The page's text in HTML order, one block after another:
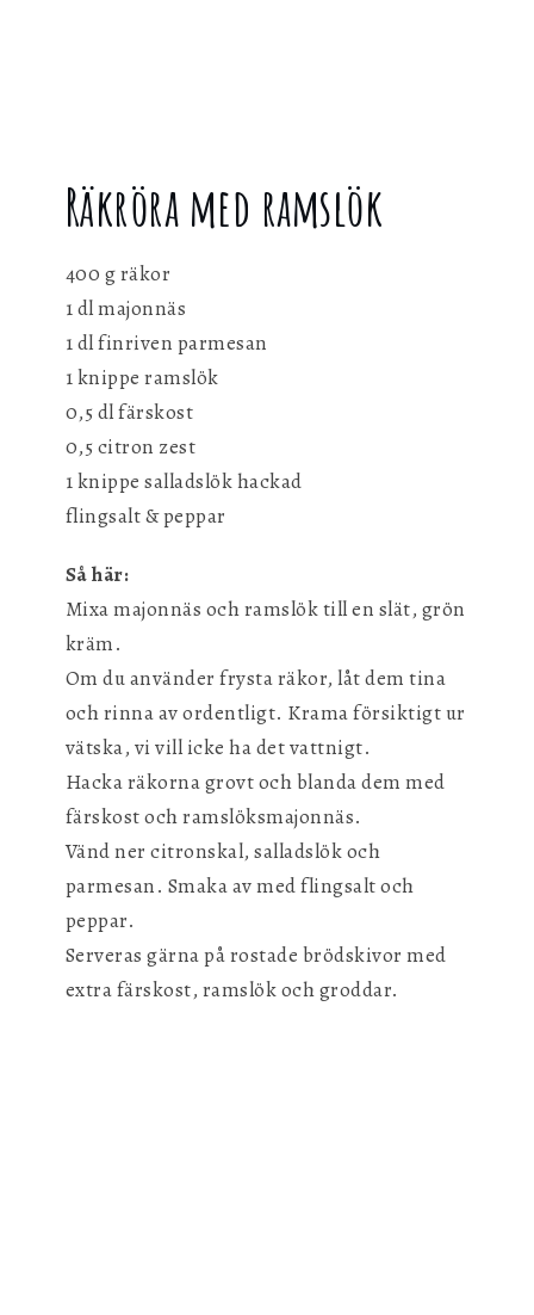
Räkröra med ramslök
400 g räkor
1 dl majonnäs
1 dl finriven parmesan
1 knippe ramslök
0,5 dl färskost
0,5 citron zest
1 knippe salladslök hackad
flingsalt & peppar
Så här:
Mixa majonnäs och ramslök till en slät, grön
kräm.
Om du använder frysta räkor, låt dem tina
och rinna av ordentligt. Krama försiktigt ur
vätska, vi vill icke ha det vattnigt.
Hacka räkorna grovt och blanda dem med
färskost och ramslöksmajonnäs.
Vänd ner citronskal, salladslök och
parmesan. Smaka av med flingsalt och
peppar.
Serveras gärna på rostade brödskivor med
extra färskost, ramslök och groddar.